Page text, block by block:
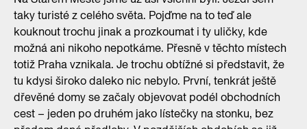
taky turisté z celého světa. Pojďme na to teď ale
kouknout trochu jinak a prozkoumat i ty uličky, kde
možná ani nikoho nepotkáme. Přesně v těchto místech
totiž Praha vznikala. Je trochu obtížné si představit, že
tu kdysi široko daleko nic nebylo. První, tenkrát ještě
dřevěné domy se začaly objevovat podél obchodních
cest – jeden po druhém jako lístečky na stonku, bez